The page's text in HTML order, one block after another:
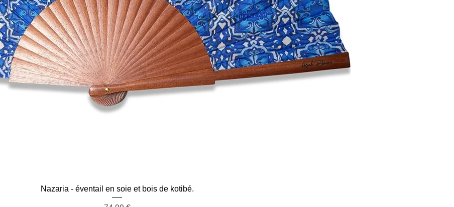
Aperçu rapide
Nazaria - éventail en soie et bois de kotibé.